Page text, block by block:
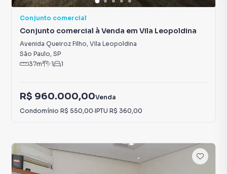
Conjunto comercial
Conjunto comercial à Venda em Vila Leopoldina
Avenida Queiroz Filho, Vila Leopoldina
São Paulo, SP
37m² 1 1
R$ 960.000,00Venda
Condomínio R$ 550,00·IPTU R$ 360,00